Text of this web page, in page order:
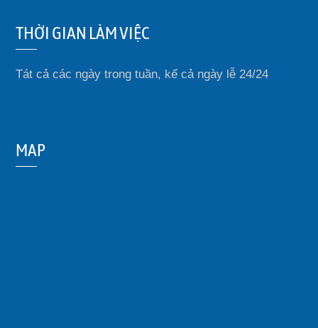
THỜI GIAN LÀM VIỆC
Tát cả các ngày trong tuần, kể cả ngày lễ 24/24
MAP